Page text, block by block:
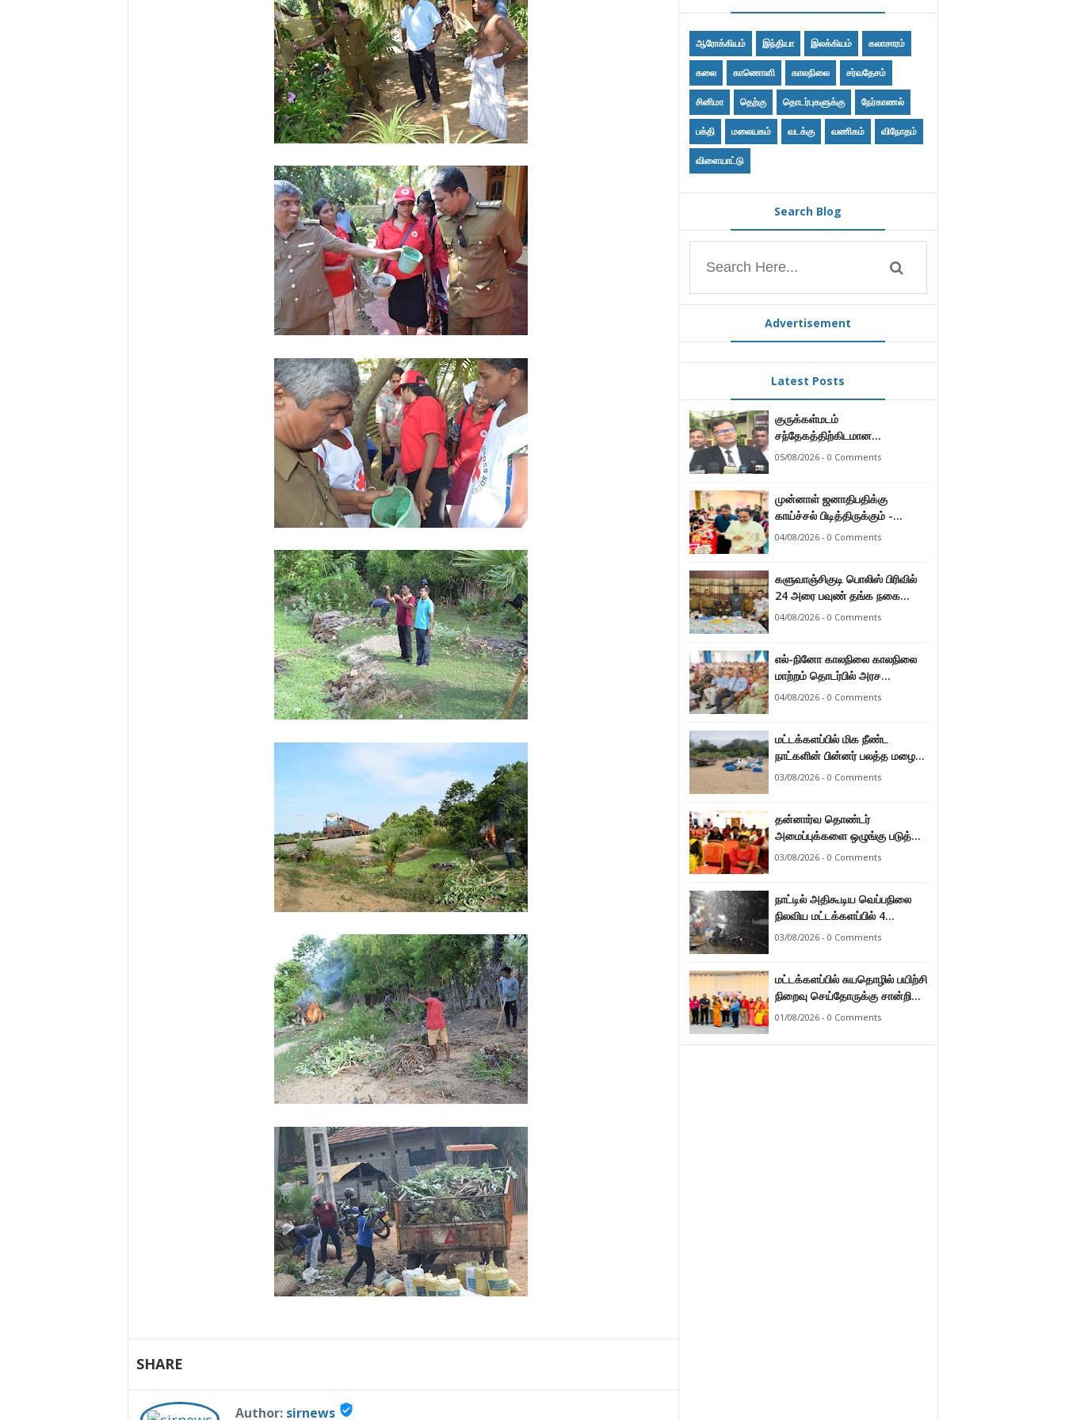
SHARE
Author: sirnews verified_user
ஆரோக்கியம் இந்தியா இலக்கியம் கலாசாரம்
கலை காணொளி காலநிலை சர்வதேசம்
சினிமா தெற்கு தொடர்புகளுக்கு நேர்காணல்
பக்தி மலையகம் வடக்கு வணிகம் விநோதம்
விளையாட்டு
Search Blog
Advertisement
Latest Posts
குருக்கள்மடம்
சந்தேகத்திற்கிடமான
மனிதப்புதைகுழி தொடர்பான
தவணையிடப்பட்டுள்ளது.
05/08/2026 - 0 Comments
முன்னாள் ஜனாதிபதிக்கு
காய்ச்சல் பிடித்திருக்கும் -
பாராளுமன்ற உறுப்பினர் ஸ்ரீநேசன்
04/08/2026 - 0 Comments
களுவாஞ்சிகுடி பொலிஸ் பிரிவில்
24 அரை பவுண் தங்க நகை
களவு 24 மணித்தியலத்தில்
04/08/2026 - 0 Comments
எல்-நினோ காலநிலை காலநிலை
மாற்றம் தொடர்பில் அரச
உத்தியோகஸ்த்தர்களுக்கு
04/08/2026 - 0 Comments
மட்டக்களப்பில் மிக நீண்ட
நாட்களின் பின்னர் பலத்த மழை
47.8 மில்லி மீற்றர் மழை வீழ்ச்சி
03/08/2026 - 0 Comments
தன்னார்வ தொண்டர்
அமைப்புக்களை ஒழுங்கு படுத்த
வேண்டும் என்ற அடிப்படையில்
03/08/2026 - 0 Comments
நாட்டில் அதிகூடிய வெப்பநிலை
நிலவிய மட்டக்களப்பில் 4
மாதங்களுக்குப் பின்னர் பலத்த
03/08/2026 - 0 Comments
மட்டக்களப்பில் சுயதொழில் பயிற்சி
நிறைவு செய்தோருக்கு சான்றிதழ்
வழங்கி வைப்பு.
01/08/2026 - 0 Comments